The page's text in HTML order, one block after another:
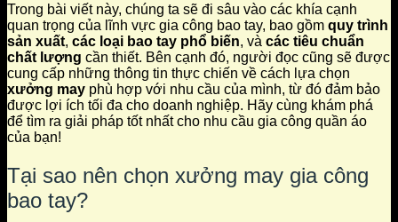
Trong bài viết này, chúng ta sẽ đi sâu vào các khía cạnh
quan trọng của lĩnh vực gia công bao tay, bao gồm quy trình
sản xuất, các loại bao tay phổ biến, và các tiêu chuẩn
chất lượng cần thiết. Bên cạnh đó, người đọc cũng sẽ được
cung cấp những thông tin thực chiến về cách lựa chọn
xưởng may phù hợp với nhu cầu của mình, từ đó đảm bảo
được lợi ích tối đa cho doanh nghiệp. Hãy cùng khám phá
để tìm ra giải pháp tốt nhất cho nhu cầu gia công quần áo
của bạn!
Tại sao nên chọn xưởng may gia công
bao tay?